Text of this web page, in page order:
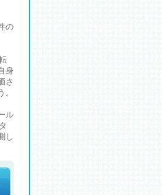
の
身
さ
ル
し